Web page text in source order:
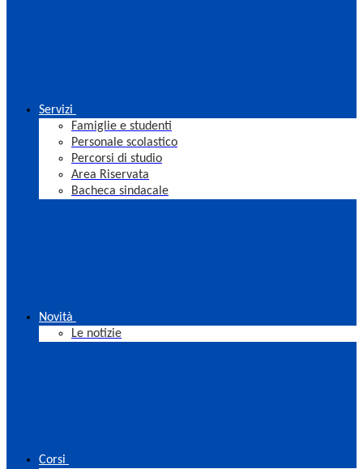
Servizi
Famiglie e studenti
Personale scolastico
Percorsi di studio
Area Riservata
Bacheca sindacale
Novità
Le notizie
Corsi